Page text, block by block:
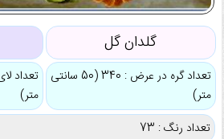
گلدان گل
تعداد گره در عرض : 340 (50 سانتی
متر)
متر)
تعداد رنگ : 73